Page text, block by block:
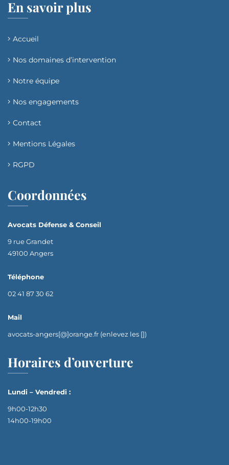
En savoir plus
Accueil
Nos domaines d’intervention​
Notre équipe
Nos engagements
Contact
Mentions Légales
RGPD
Coordonnées
Avocats Défense & Conseil
9 rue Grandet
49100 Angers
Téléphone
02 41 87 30 62
Mail
avocats-angers[@]orange.fr (enlevez les [])
Horaires d’ouverture
Lundi – Vendredi :
9h00-12h30
14h00-19h00